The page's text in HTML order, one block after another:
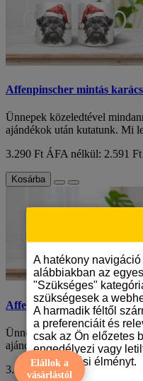
Affenpinscher mintás
Ünnepek közeledtével
ajándékok után kutatunk. Mi
3.290 Ft ÁFA nélkül: 2.591 Ft
Kosárba
Affenpinscher mintás
Ünnepek közeledtével
ajándékok után kutatunk. Mi
3.290 FtÁFA nélkül: 2.591 Ft
Elállok a
vásárlástól
A hatékony
alábbiakban az
"Szükséges"
szükségesek a
A harmadik féltől
a preferenciáit és
csak az Ön előzetes
engedélyezi vagy
böngészési élményt.